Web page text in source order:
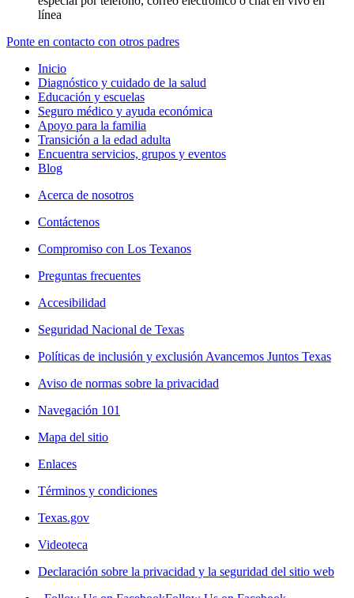
línea
Ponte en contacto con otros padres
Inicio
Diagnóstico y cuidado de la salud
Educación y escuelas
Seguro médico y ayuda económica
Apoyo para la familia
Transición a la edad adulta
Encuentra servicios, grupos y eventos
Blog
Acerca de nosotros
Contáctenos
Compromiso con Los Texanos
Preguntas frecuentes
Accesibilidad
Seguridad Nacional de Texas
Políticas de inclusión y exclusión Avancemos Juntos Texas
Aviso de normas sobre la privacidad
Navegación 101
Mapa del sitio
Enlaces
Términos y condiciones
Texas.gov
Videoteca
Declaración sobre la privacidad y la seguridad del sitio web